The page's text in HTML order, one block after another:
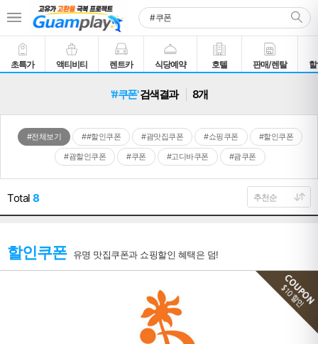
초특가 액티비티 렌트카 식당예약 호텔 판매/렌탈
'#쿠폰'검색결과 8개
#전체보기 ##할인쿠폰 #괌맛집쿠폰 #쇼핑쿠폰
#할인쿠폰
#괌할인쿠폰
#쿠폰 #고디바쿠폰 #괌쿠폰
Total 8
할인쿠폰 유명 맛집쿠폰과 쇼핑할인 혜택은 덤!